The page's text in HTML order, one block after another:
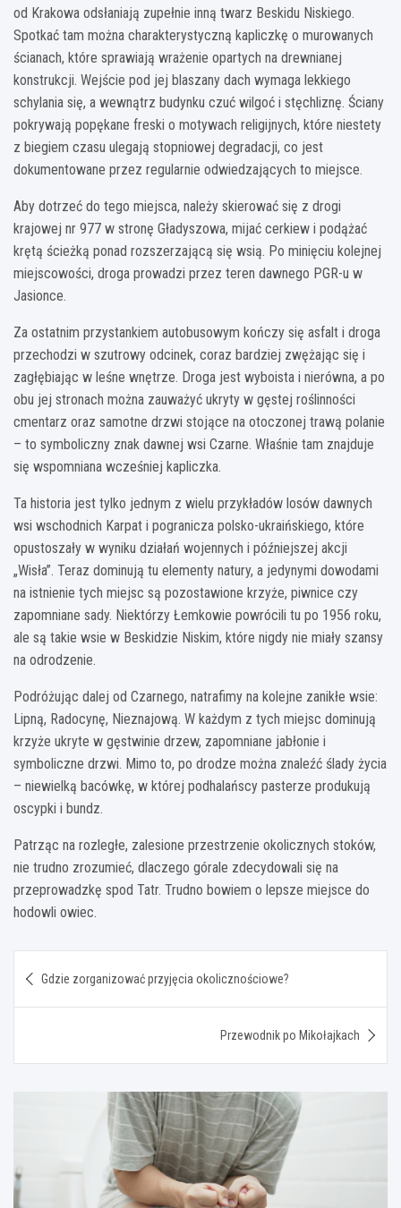
od Krakowa odsłaniają zupełnie inną twarz Beskidu Niskiego.
Spotkać tam można charakterystyczną kapliczkę o murowanych
ścianach, które sprawiają wrażenie opartych na drewnianej
konstrukcji. Wejście pod jej blaszany dach wymaga lekkiego
schylania się, a wewnątrz budynku czuć wilgoć i stęchliznę. Ściany
pokrywają popękane freski o motywach religijnych, które niestety
z biegiem czasu ulegają stopniowej degradacji, co jest
dokumentowane przez regularnie odwiedzających to miejsce.
Aby dotrzeć do tego miejsca, należy skierować się z drogi
krajowej nr 977 w stronę Gładyszowa, mijać cerkiew i podążać
krętą ścieżką ponad rozszerzającą się wsią. Po minięciu kolejnej
miejscowości, droga prowadzi przez teren dawnego PGR-u w
Jasionce.
Za ostatnim przystankiem autobusowym kończy się asfalt i droga
przechodzi w szutrowy odcinek, coraz bardziej zwężając się i
zagłębiając w leśne wnętrze. Droga jest wyboista i nierówna, a po
obu jej stronach można zauważyć ukryty w gęstej roślinności
cmentarz oraz samotne drzwi stojące na otoczonej trawą polanie
– to symboliczny znak dawnej wsi Czarne. Właśnie tam znajduje
się wspomniana wcześniej kapliczka.
Ta historia jest tylko jednym z wielu przykładów losów dawnych
wsi wschodnich Karpat i pogranicza polsko-ukraińskiego, które
opustoszały w wyniku działań wojennych i późniejszej akcji
„Wisła”. Teraz dominują tu elementy natury, a jedynymi dowodami
na istnienie tych miejsc są pozostawione krzyże, piwnice czy
zapomniane sady. Niektórzy Łemkowie powrócili tu po 1956 roku,
ale są takie wsie w Beskidzie Niskim, które nigdy nie miały szansy
na odrodzenie.
Podróżując dalej od Czarnego, natrafimy na kolejne zanikłe wsie:
Lipną, Radocynę, Nieznajową. W każdym z tych miejsc dominują
krzyże ukryte w gęstwinie drzew, zapomniane jabłonie i
symboliczne drzwi. Mimo to, po drodze można znaleźć ślady życia
– niewielką bacówkę, w której podhalańscy pasterze produkują
oscypki i bundz.
Patrząc na rozległe, zalesione przestrzenie okolicznych stoków,
nie trudno zrozumieć, dlaczego górale zdecydowali się na
przeprowadzkę spod Tatr. Trudno bowiem o lepsze miejsce do
hodowli owiec.
wpisu
Gdzie zorganizować przyjęcia okolicznościowe?
Przewodnik po Mikołajkach